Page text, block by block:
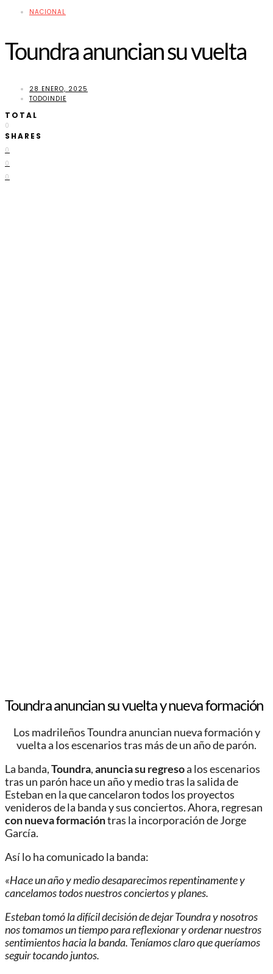
NACIONAL
Toundra anuncian su vuelta
28 ENERO, 2025
TODOINDIE
TOTAL
0
SHARES
0
0
0
Toundra anuncian su vuelta y nueva formación
Los madrileños Toundra anuncian nueva formación y
vuelta a los escenarios tras más de un año de parón.
La banda,Toundra,anuncia su regresoa los escenarios
tras un parón hace un año y medio tras la salida de
Esteban en la que cancelaron todos los proyectos
venideros de la banda y sus conciertos. Ahora, regresan
con nueva formacióntras la incorporación de Jorge
García.
Así lo ha comunicado la banda:
«Hace un año y medio desaparecimos repentinamente y
cancelamos todos nuestros conciertos y planes.
Esteban tomó la difícil decisión de dejar Toundra y nosotros
nos tomamos un tiempo para reflexionar y ordenar nuestros
sentimientos hacia la banda. Teníamos claro que queríamos
seguir tocando juntos.